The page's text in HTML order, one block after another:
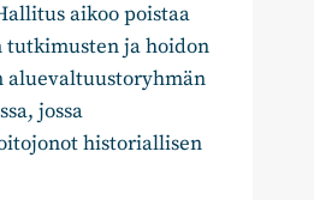
aikoo poistaa
tutkimusten ja hoidon
aluevaltuustoryhmän
jossa
historiallisen